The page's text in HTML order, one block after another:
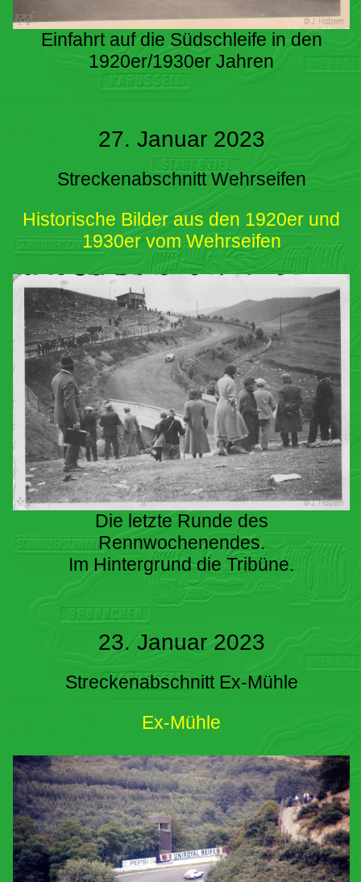
Einfahrt auf die Südschleife in den
1920er/1930er Jahren
27. Januar 2023
Streckenabschnitt Wehrseifen
Historische Bilder aus den 1920er und
1930er vom Wehrseifen
Die letzte Runde des
Rennwochenendes.
Im Hintergrund die Tribüne.
23. Januar 2023
Streckenabschnitt Ex-Mühle
Ex-Mühle